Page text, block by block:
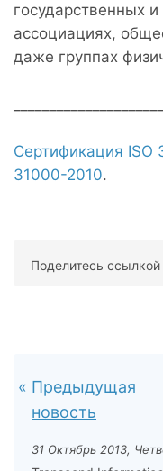
государственных
ассоциациях,
даже группах
Сертификация
31000-2010.
Поделитесь
Предыдущая
новость
31 Октябрь 2013,